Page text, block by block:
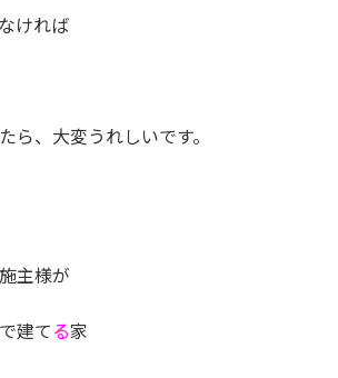
ければ
ら、大変うれしいです。
主様が
建てる家